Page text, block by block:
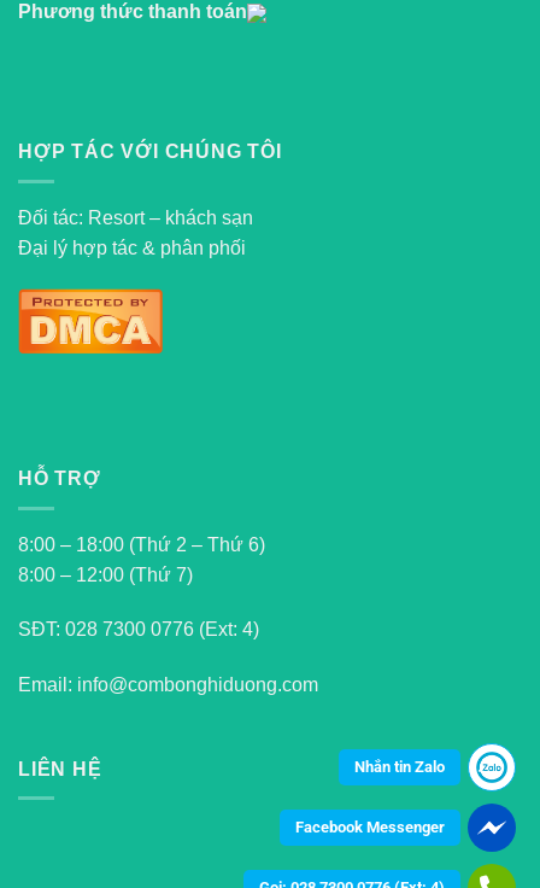
Phương thức thanh toán
HỢP TÁC VỚI CHÚNG TÔI
Đối tác: Resort – khách sạn
Đại lý hợp tác & phân phối
HỖ TRỢ
8:00 – 18:00 (Thứ 2 – Thứ 6)
8:00 – 12:00 (Thứ 7)
SĐT: 028 7300 0776 (Ext: 4)
Email: info@combonghiduong.com
LIÊN HỆ Nhắn tin Zalo
Facebook Messenger